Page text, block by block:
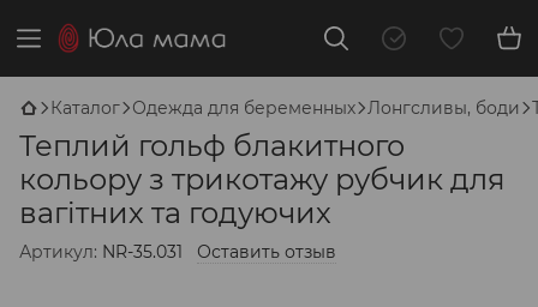
Каталог Одежда для беременных Лонгсливы, боди
Теплий гольф блакитного
кольору з трикотажу рубчик для
вагітних та годуючих
Артикул: NR-35.031 Оставить отзыв